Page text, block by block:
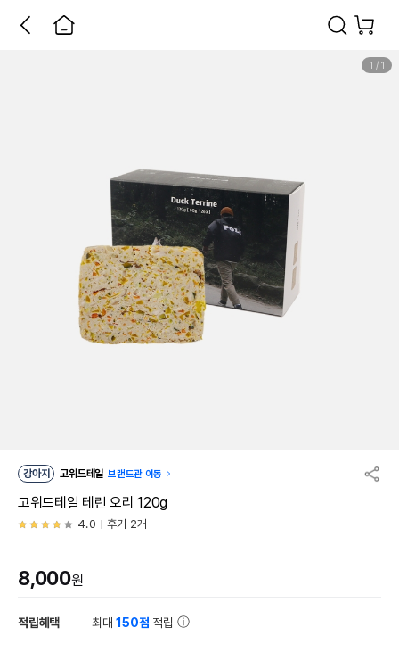
1 / 1
강아지 고위드테일 브랜드관 이동
고위드테일 테린 오리 120g
4.0 후기 2개
8,000원
적립혜택 최대150점 적립